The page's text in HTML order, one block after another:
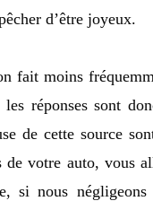
d’être joyeux.
fait moins
les réponses sont
de cette source
de votre auto, vous
si nous